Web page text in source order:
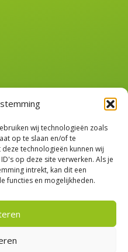
wij technologieën zoals
op te slaan en/of te
technologieën kunnen wij
op deze site verwerken. Als je
intrekt, kan dit een
functies en mogelijkheden.